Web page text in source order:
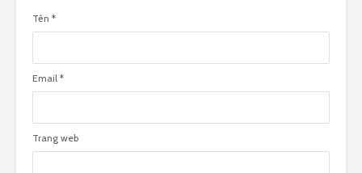
Tên *
Email *
Trang web